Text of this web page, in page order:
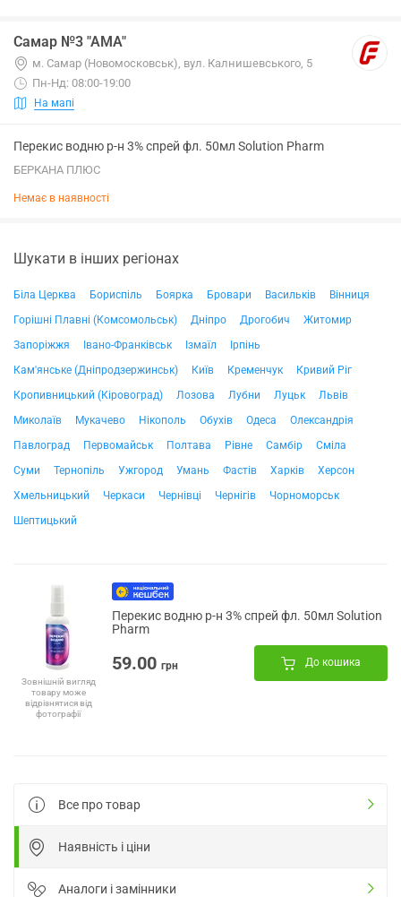
Самар №3 "АМА"
м. Самар (Новомосковськ), вул. Калнишевського, 5
Пн-Нд: 08:00-19:00
На мапі
Перекис водню р-н 3% спрей фл. 50мл Solution Pharm
БЕРКАНА ПЛЮС
Немає в наявності
Шукати в інших регіонах
Біла Церква Бориспіль Боярка Бровари Васильків
Вінниця
Горішні Плавні (Комсомольськ)
Дніпро Дрогобич
Житомир
Запоріжжя
Івано-Франківськ Ізмаїл
Ірпінь
Кам'янське (Дніпродзержинськ)
Київ Кременчук
Кривий Ріг
Кропивницький (Кіровоград)
Лозова Лубни Луцьк
Львів
Миколаїв
Мукачево Нікополь Обухів Одеса
Олександрія
Павлоград
Первомайськ Полтава Рівне Самбір
Сміла
Суми
Тернопіль Ужгород Умань Фастів Харків
Херсон
Хмельницький
Черкаси Чернівці Чернігів
Чорноморськ
Шептицький
Зовнішній вигляд
товару може
відрізнятися від
фотографії
Перекис водню р-н 3% спрей фл. 50мл Solution
Pharm
59.00 грн До кошика
Все про товар
Наявність і ціни
Аналоги і замінники